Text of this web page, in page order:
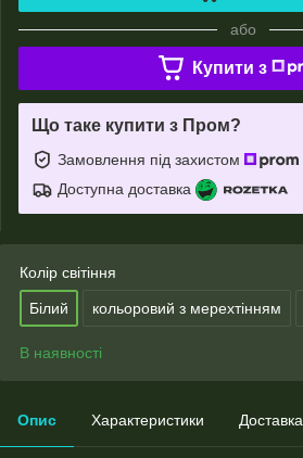
або
Купити з
Що таке купити з Пром?
Замовлення під захистом
Доступна доставка
Колір світіння
Білий кольоровий з мерехтінням
В наявності
Опис Характеристики Доставка